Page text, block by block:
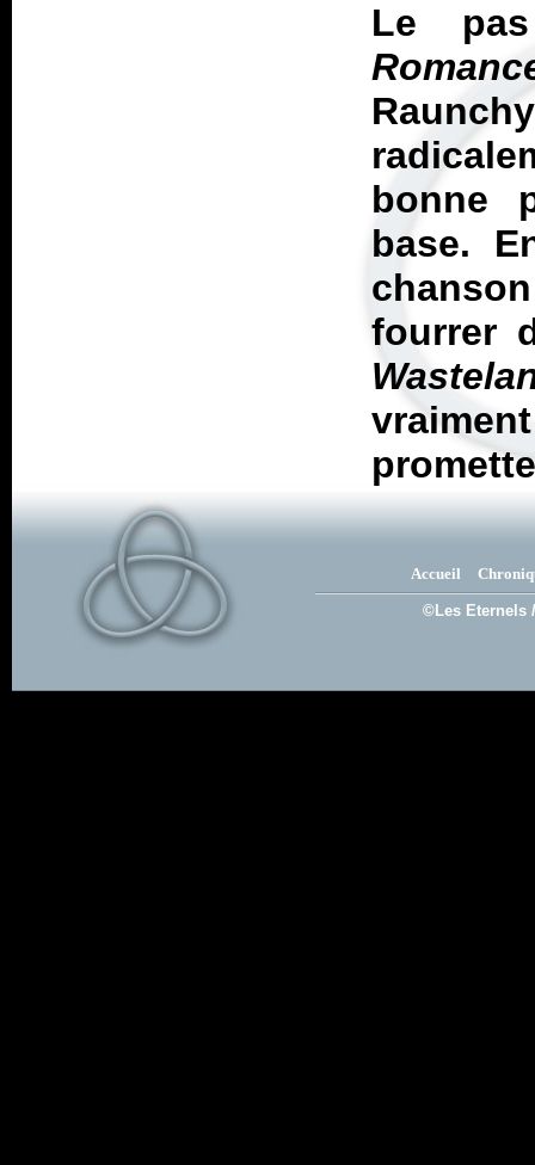
Le
bonne
base.
fourrer
Accueil
©Les Eternels